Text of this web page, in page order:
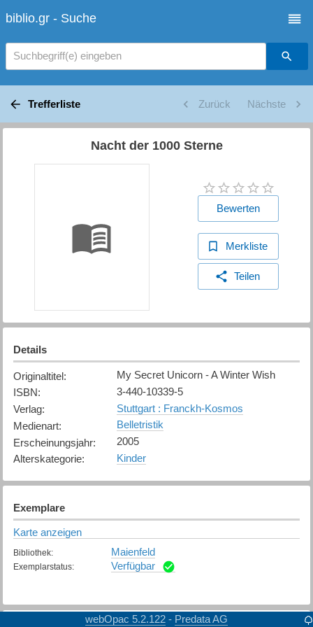
biblio.gr - Suche
Suchbegriff(e) eingeben
Trefferliste Zurück Nächste
Nacht der 1000 Sterne
Bewerten
Merkliste
Teilen
Details
Originaltitel:
My Secret Unicorn - A Winter Wish
ISBN:
3-440-10339-5
Verlag:
Stuttgart : Franckh-Kosmos
Medienart:
Belletristik
Erscheinungsjahr:
2005
Alterskategorie: Kinder
Exemplare
Karte anzeigen
Bibliothek: Maienfeld
Exemplarstatus: Verfügbar
webOpac 5.2.122 - Predata AG